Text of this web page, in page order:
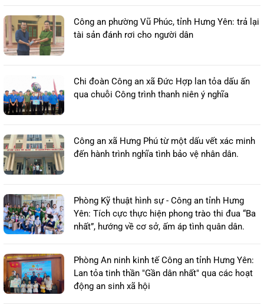
Công an phường Vũ Phúc, tỉnh Hưng Yên: trả lại
tài sản đánh rơi cho người dân
Chi đoàn Công an xã Đức Hợp lan tỏa dấu ấn
qua chuỗi Công trình thanh niên ý nghĩa
Công an xã Hưng Phú từ một dấu vết xác minh
đến hành trình nghĩa tình bảo vệ nhân dân.
Phòng Kỹ thuật hình sự - Công an tỉnh Hưng
Yên: Tích cực thực hiện phong trào thi đua “Ba
nhất”, hướng về cơ sở, ấm áp tình quân dân.
Phòng An ninh kinh tế Công an tỉnh Hưng Yên:
Lan tỏa tinh thần "Gần dân nhất" qua các hoạt
động an sinh xã hội